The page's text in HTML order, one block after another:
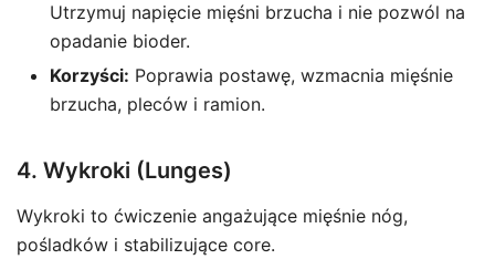
Utrzymuj napięcie mięśni brzucha i nie pozwól na
opadanie bioder.
Korzyści: Poprawia postawę, wzmacnia mięśnie
brzucha, pleców i ramion.
4. Wykroki (Lunges)
Wykroki to ćwiczenie angażujące mięśnie nóg,
pośladków i stabilizujące core.